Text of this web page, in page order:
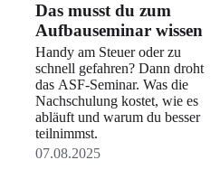
Das musst du zum
Aufbauseminar wissen
Handy am Steuer oder zu
schnell gefahren? Dann droht
das ASF-Seminar. Was die
Nachschulung kostet, wie es
abläuft und warum du besser
teilnimmst.
07.08.2025